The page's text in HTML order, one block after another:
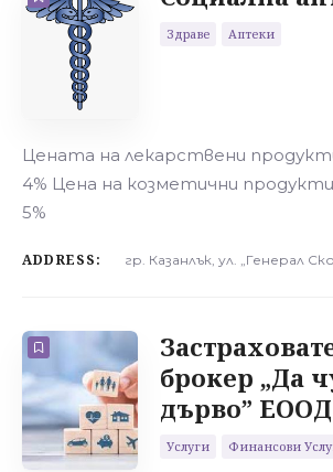
Здраве Аптеки
Цената на лекарствени
4% Цена на козметични
5%
ADDRESS: гр. Казанлък, ул. „Генерал
брокер „Да
дърво” ЕООД
Услуги Финансови